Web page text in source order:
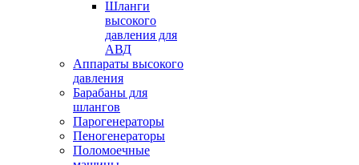
Шланги
высокого
давления для
АВД
Аппараты высокого
давления
Барабаны для
шлангов
Парогенераторы
Пеногенераторы
Поломоечные